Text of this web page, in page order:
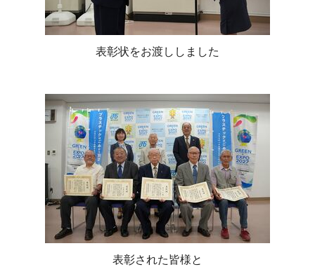
表彰状をお渡ししました
表彰された皆様と